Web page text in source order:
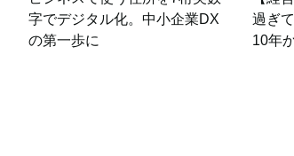
字でデジタル化。中小企業DX
の第一歩に
過ぎ
10年